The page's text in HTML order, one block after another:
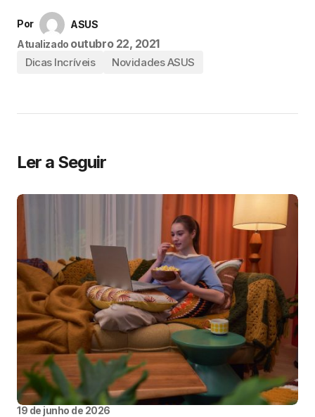
Por
ASUS
Atualizado outubro 22, 2021
Dicas Incríveis Novidades ASUS
Ler a Seguir
19 de junho de 2026